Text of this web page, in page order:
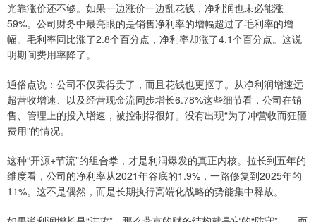
光靠涨价还不够。如果一边涨价一边乱花钱，净利润也未必能涨
59%。公司财务中最亮眼的是销售净利率的增幅超过了毛利率的增
幅。毛利率同比涨了2.8个百分点，净利率却涨了4.1个百分点。这说
明期间费用率降了。
通俗点说：公司不仅卖得贵了，而且花钱也更抠了。从净利润增速远
超营收增速、以及经营现金流同步增长6.78%这些细节看，公司在销
售、管理上的投入增速，被控制得很好。没有出现“为了冲营收而狂砸
费用”的情况。
这种“开源+节流”的组合拳，才是利润爆发的真正内核。拉长到五年的
维度看，公司的净利率从2021年谷底的1.9%，一路修复到2025年的
11%。这不是偶然，而是长期执行高端化战略的势能集中释放。